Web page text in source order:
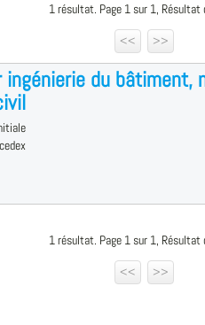
1 résultat. Page 1 sur 1, Résultat
<<
>>
ingénierie du bâtiment,
1 résultat. Page 1 sur 1, Résultat
<<
>>